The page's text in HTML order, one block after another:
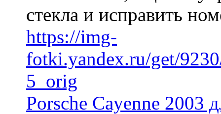
стекла и исправить
https://img-
fotki.yandex.ru/get/
5_orig
Porsche Cayenne 2003